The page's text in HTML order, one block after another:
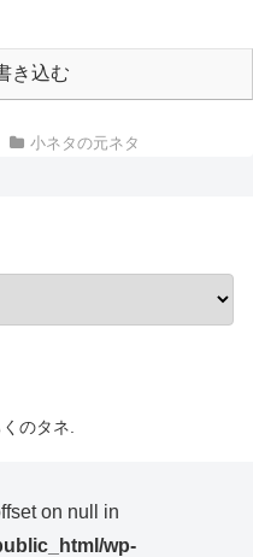
き込む
小ネタの元ネタ
のタネ.
on null in
wp-